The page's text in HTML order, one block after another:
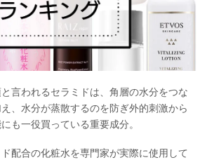
言われるセラミドは、角層の水分をつな
、水分が蒸散するのを防ぎ外的刺激から
も一役買っている重要成分。
配合の化粧水を専門家が実際に使用して